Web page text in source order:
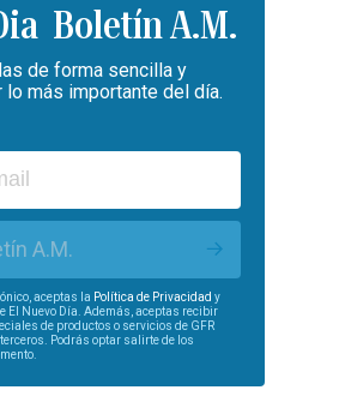
Boletín A.M.
de forma sencilla y
lo más importante del día.
A.M.
aceptas la Política de Privacidad y
El Nuevo Día. Además, aceptas recibir
de productos o servicios de GFR
Podrás optar salirte de los